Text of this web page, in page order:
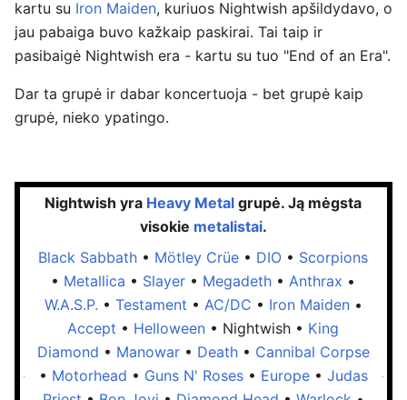
kartu su Iron Maiden, kuriuos Nightwish apšildydavo, o
jau pabaiga buvo kažkaip paskirai. Tai taip ir
pasibaigė Nightwish era - kartu su tuo "End of an Era".
Dar ta grupė ir dabar koncertuoja - bet grupė kaip
grupė, nieko ypatingo.
Nightwish yra Heavy Metal grupė. Ją mėgsta
visokie metalistai.
Black Sabbath • Mötley Crüe • DIO • Scorpions
• Metallica • Slayer • Megadeth •Anthrax •
W.A.S.P. • Testament • AC/DC • Iron Maiden•
Accept • Helloween • Nightwish • King
Diamond • Manowar• Death• Cannibal Corpse
• Motorhead • Guns N' Roses• Europe• Judas